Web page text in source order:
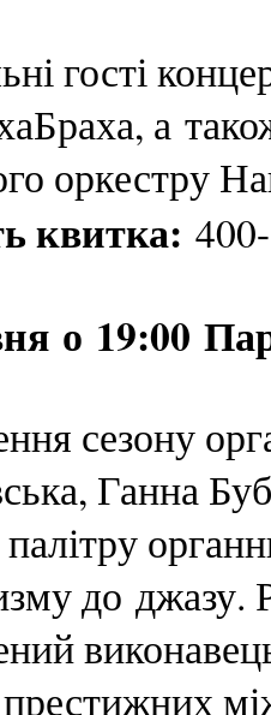
гості
а
оркестру
квитка:
о 19:00
сезону
Ганна
до джазу.
престижних